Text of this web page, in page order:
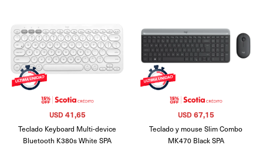
Teclado Keyboard Multi-device
Bluetooth K380s White SPA
USD 41,65
Teclado y mouse Slim Combo
MK470 Black SPA
USD 67,15